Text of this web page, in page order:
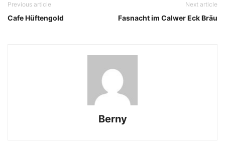
Previous article
Cafe Hüftengold
Next article
Fasnacht im Calwer Eck Bräu
Berny